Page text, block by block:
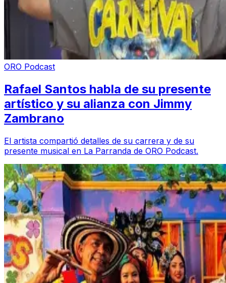
ORO Podcast
Rafael Santos habla de su presente
artístico y su alianza con Jimmy
Zambrano
El artista compartió detalles de su carrera y de su
presente musical en La Parranda de ORO Podcast.